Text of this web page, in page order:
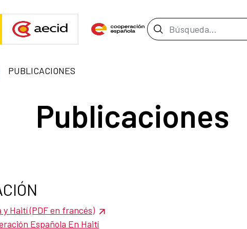
Barra de
PUBLICACIONES
Publicaciones
Haití (PDF en francés)
Española En Haití